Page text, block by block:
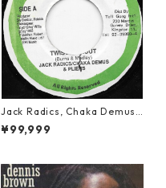
Jack Radics, Chaka Demus
& Pliers - Twist And Shout
【7-21830】
¥99,999